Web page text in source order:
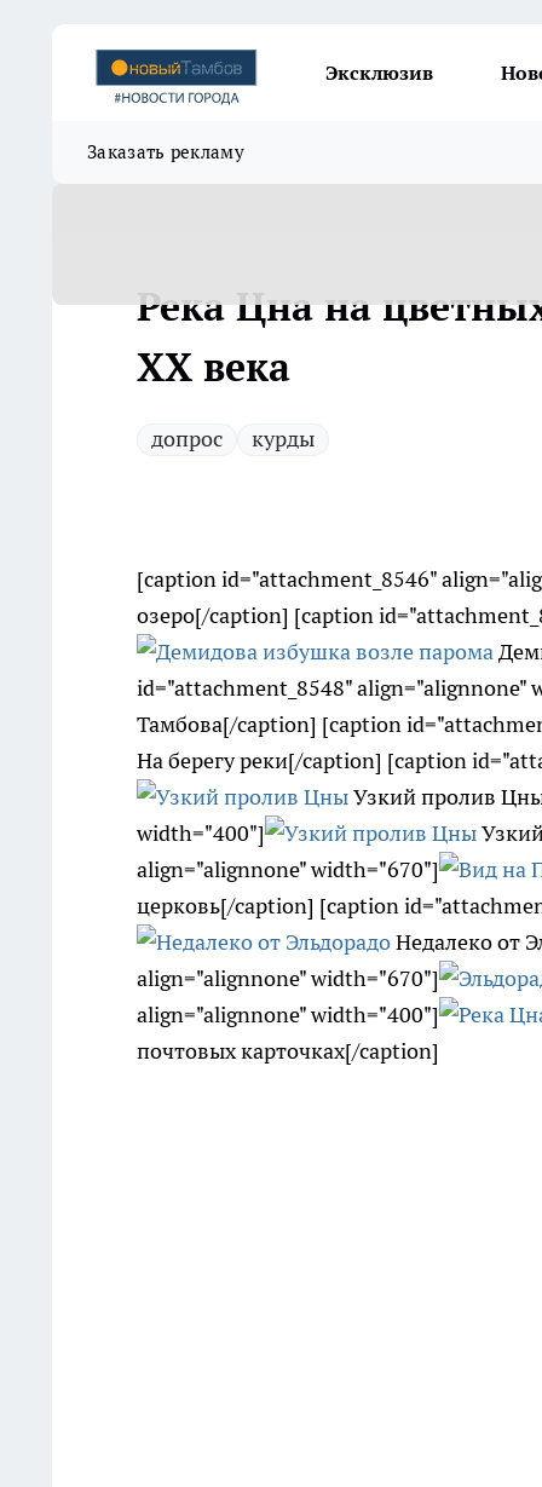
Эксклюзив
Заказать рекламу
Река Цна на
XX века
допрос курды
[caption id="attachment_8546"
озеро[/caption] [caption
id="attachment_8548" align="alignnone"
Тамбова[/caption] [caption
На берегу реки[/caption] [caption
Узкий пролив
width="400"]
align="alignnone" width="670"]
церковь[/caption] [caption
Недалеко от
align="alignnone" width="670"]
align="alignnone" width="400"]
почтовых карточках[/caption]